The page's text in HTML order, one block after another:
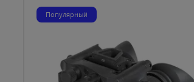
Популярный